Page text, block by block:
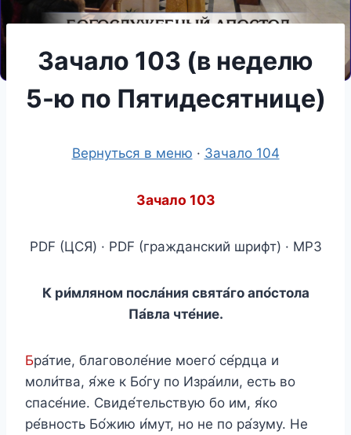
Зачало 103 (в неделю
5-ю по Пятидесятнице)
Вернуться в меню · Зачало 104
Зачало 103
PDF (ЦСЯ) · PDF (гражданский шрифт) · MP3
К ри́мляном посла́ния свята́го апо́стола
Па́вла чте́ние.
Бра́тие, благоволе́ние моего́ се́рдца и
моли́тва, я́же к Бо́гу по Изра́или, есть во
спасе́ние. Свиде́тельствую бо им, я́ко
ре́вность Бо́жию и́мут, но не по ра́зуму. Не